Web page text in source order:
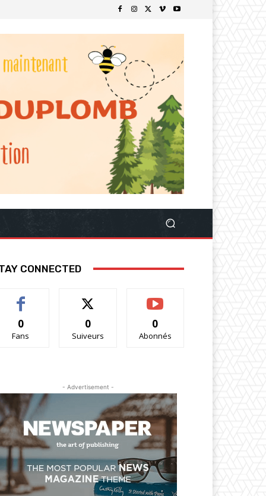
CONNECTED
0
Fans
0
Suiveurs
0
Abonnés
- Advertisement -